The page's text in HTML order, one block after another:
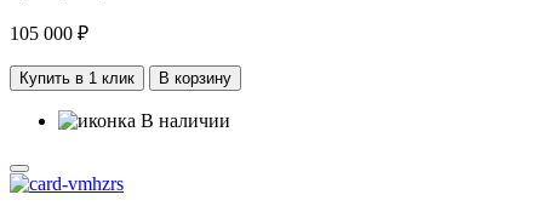
105 000 ₽
Купить в 1 клик В корзину
В наличии